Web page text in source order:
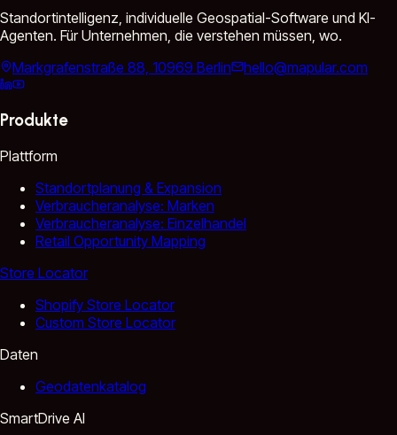
Standortintelligenz, individuelle Geospatial-Software und KI-
Agenten. Für Unternehmen, die verstehen müssen, wo.
Markgrafenstraße 88, 10969 Berlin
hello@mapular.com
Produkte
Plattform
Standortplanung & Expansion
Verbraucheranalyse: Marken
Verbraucheranalyse: Einzelhandel
Retail Opportunity Mapping
Store Locator
Shopify Store Locator
Custom Store Locator
Daten
Geodatenkatalog
SmartDrive AI